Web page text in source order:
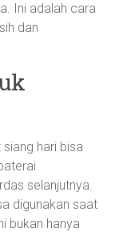
Ini adalah cara
dan
hari bisa
selanjutnya.
digunakan saat
bukan hanya